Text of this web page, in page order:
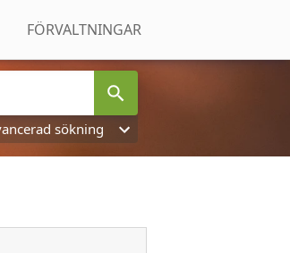
FÖRVALTNINGAR
sökning